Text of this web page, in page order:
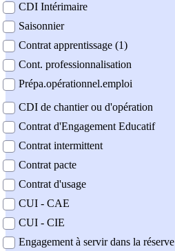
CDI Intérimaire
Saisonnier
Contrat apprentissage (1)
Cont. professionnalisation
Prépa.opérationnel.emploi
CDI de chantier ou d'opération
Contrat d'Engagement Educatif
Contrat intermittent
Contrat pacte
Contrat d'usage
CUI - CAE
CUI - CIE
Engagement à servir dans la réserve